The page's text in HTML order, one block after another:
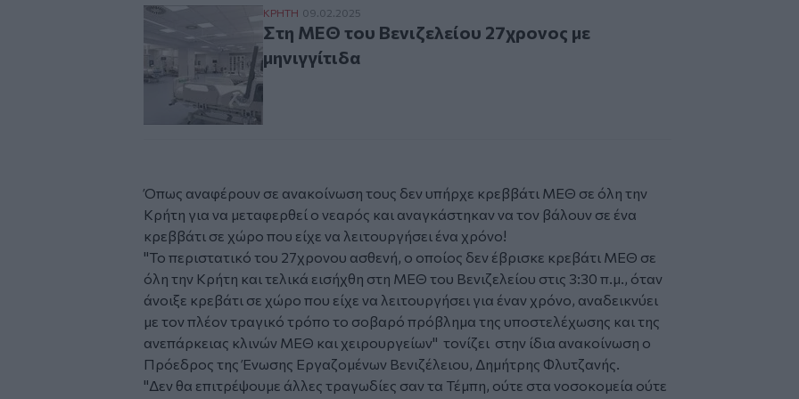
Στη ΜΕΘ του Βενιζελείου 27χρονος με μηνιγγίτιδα
ΚΡΗΤΗ 09.02.2025
Στη ΜΕΘ του Βενιζελείου 27χρονος με
μηνιγγίτιδα
Όπως αναφέρουν σε ανακοίνωση τους δεν υπήρχε κρεββάτι ΜΕΘ σε όλη την
Κρήτη για να μεταφερθεί ο νεαρός και αναγκάστηκαν να τον βάλουν σε ένα
κρεββάτι σε χώρο που είχε να λειτουργήσει ένα χρόνο!
"Το περιστατικό του 27χρονου ασθενή, ο οποίος δεν έβρισκε κρεβάτι ΜΕΘ σε
όλη την Κρήτη και τελικά εισήχθη στη ΜΕΘ του Βενιζελείου στις 3:30 π.μ., όταν
άνοιξε κρεβάτι σε χώρο που είχε να λειτουργήσει για έναν χρόνο, αναδεικνύει
με τον πλέον τραγικό τρόπο το σοβαρό πρόβλημα της υποστελέχωσης και της
ανεπάρκειας κλινών ΜΕΘ και χειρουργείων" τονίζει στην ίδια ανακοίνωση ο
Πρόεδρος της Ένωσης Εργαζομένων Βενιζέλειου, Δημήτρης Φλυτζανής.
"Δεν θα επιτρέψουμε άλλες τραγωδίες σαν τα Τέμπη, ούτε στα νοσοκομεία ούτε